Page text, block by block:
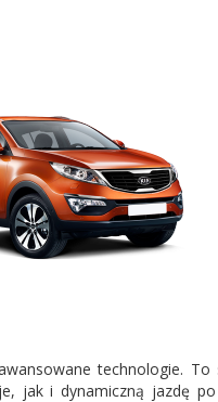
technologie. To
jak i dynamiczną jazdę po